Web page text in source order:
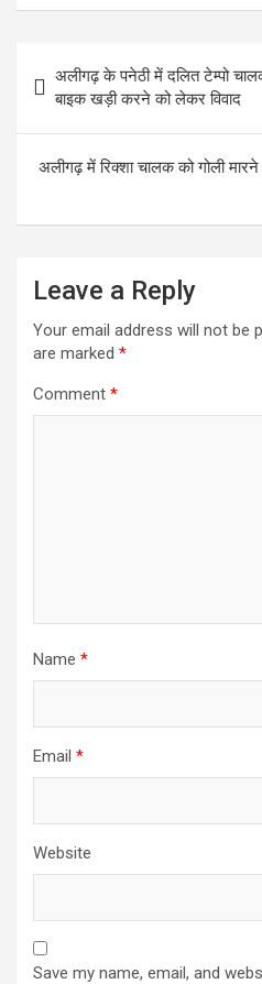
ce
b
o
o
k
tt
er
at
s
A
p
p
ke
dI
n
navigation
अलीगढ़ के पनेठी में दलित टेम्पो
बाइक खड़ी करने को लेकर विवाद
अलीगढ़ में रिक्शा चालक को गोली
Leave a Reply
Your email address will not be
are marked *
Comment *
Name *
Email *
Website
Save my name, email, and